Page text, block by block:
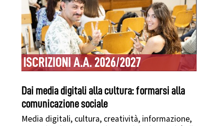
ISCRIZIONI A.A. 2026/2027
Dai media digitali alla cultura: formarsi alla
comunicazione sociale
Media digitali, cultura, creatività, informazione,